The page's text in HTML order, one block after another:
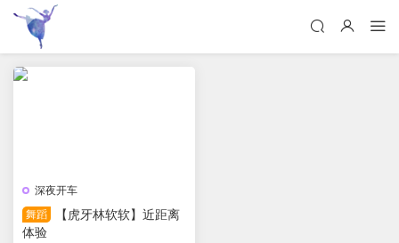
深夜开车
舞蹈
【虎牙林软软】近距离
体验